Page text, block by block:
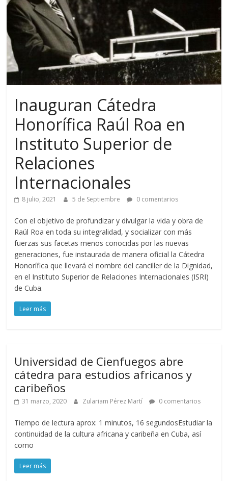
Inauguran Cátedra
Honorífica Raúl Roa en
Instituto Superior de
Relaciones
Internacionales
8 julio, 2021 5 de Septiembre 0 comentarios
Con el objetivo de profundizar y divulgar la vida y obra de
Raúl Roa en toda su integralidad, y socializar con más
fuerzas sus facetas menos conocidas por las nuevas
generaciones, fue instaurada de manera oficial la Cátedra
Honorífica que llevará el nombre del canciller de la Dignidad,
en el Instituto Superior de Relaciones Internacionales (ISRI)
de Cuba.
Leer más
Universidad de Cienfuegos abre
cátedra para estudios africanos y
caribeños
31 marzo, 2020 Zulariam Pérez Martí 0 comentarios
Tiempo de lectura aprox: 1 minutos, 16 segundosEstudiar la
continuidad de la cultura africana y caribeña en Cuba, así
como
Leer más